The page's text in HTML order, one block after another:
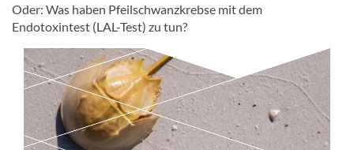
Oder: Was haben Pfeilschwanzkrebse mit dem
Endotoxintest (LAL-Test) zu tun?